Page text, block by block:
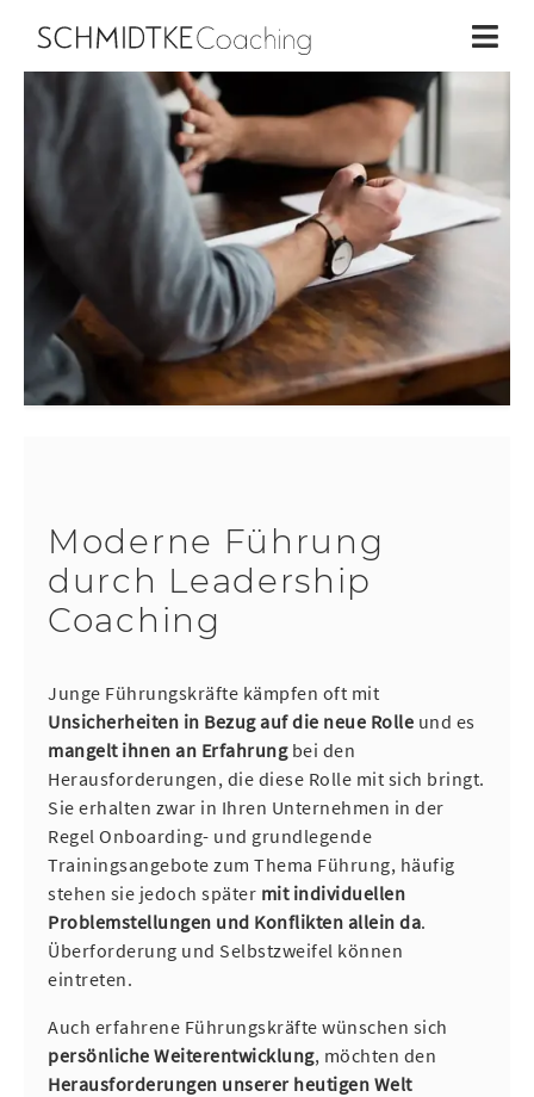
×
Home
Business Coaching
Life Coaching
Workshops
Über mich
Kontakt
Schmidtke Coaching | 2026
Moderne Führung
durch Leadership
Coaching
Junge Führungskräfte kämpfen oft mit
Unsicherheiten in Bezug auf die neue Rolle und es
mangelt ihnen an Erfahrungbei den
Herausforderungen, die diese Rolle mit sich bringt.
Sie erhalten zwar in Ihren Unternehmen in der
Regel Onboarding- und grundlegende
Trainingsangebote zum Thema Führung, häufig
stehen sie jedoch später mit individuellen
Problemstellungen und Konflikten allein da.
Überforderung und Selbstzweifel können
eintreten.
Auch erfahrene Führungskräfte wünschen sich
persönliche Weiterentwicklung, möchten den
Herausforderungen unserer heutigen Welt